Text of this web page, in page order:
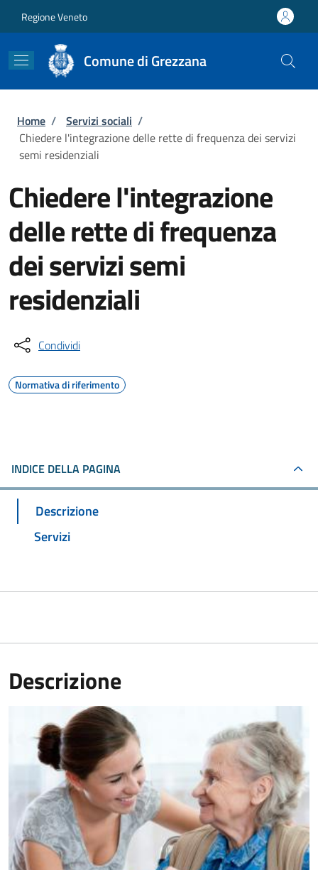
Regione Veneto
Comune di Grezzana
Briciole di pane
Home / Servizi sociali /
Chiedere l'integrazione delle rette di frequenza dei servizi
semi residenziali
Chiedere l'integrazione
delle rette di frequenza
dei servizi semi
residenziali
Condividi
Normativa di riferimento
INDICE DELLA PAGINA
Descrizione
Servizi
Descrizione